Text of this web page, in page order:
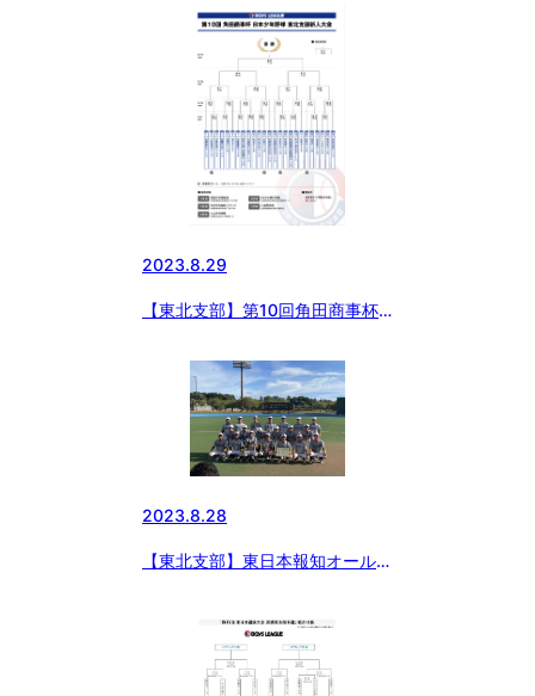
2023.8.29
【東北支部】第10回角田商事杯
の組合せについて
2023.8.28
【東北支部】東日本報知オールス
しました！